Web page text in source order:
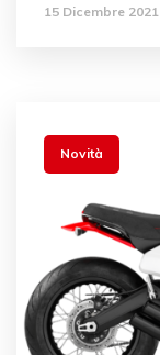
15 Dicembre 2021
Novità